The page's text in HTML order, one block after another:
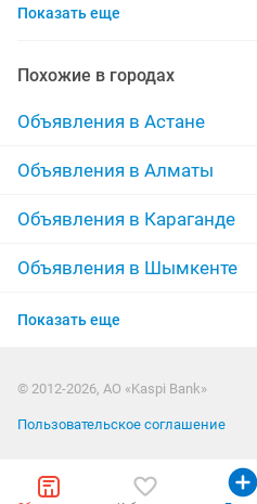
водитель фуры дальнобойщик
Показать еще
Похожие в городах
Объявления в Астане
Объявления в Алматы
Объявления в Караганде
Объявления в Шымкенте
Объявления в Актобе
Объявления в Таразе
Показать еще
© 2012-2026, АО «Kaspi Bank»
Пользовательское соглашение